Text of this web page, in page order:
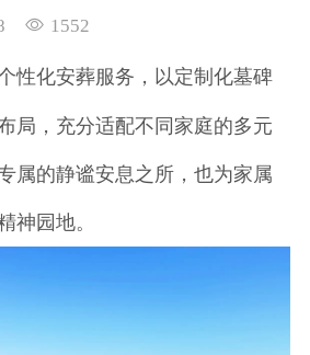
1552
性化安葬服务，以定制化墓碑
局，充分适配不同家庭的多元
属的静谧安息之所，也为家属
神园地。